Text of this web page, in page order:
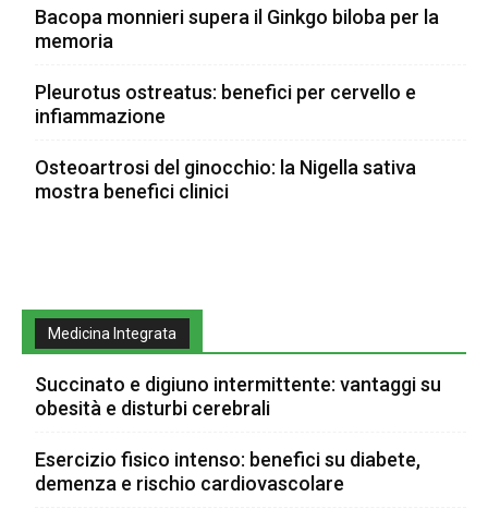
Bacopa monnieri supera il Ginkgo biloba per la
memoria
Pleurotus ostreatus: benefici per cervello e
infiammazione
Osteoartrosi del ginocchio: la Nigella sativa
mostra benefici clinici
Medicina Integrata
Succinato e digiuno intermittente: vantaggi su
obesità e disturbi cerebrali
Esercizio fisico intenso: benefici su diabete,
demenza e rischio cardiovascolare